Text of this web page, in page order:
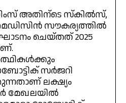
അതിന്ടെ സ്‌കിൽസ്,
സൗകര്യത്തിൽ
ചെയ്തത് 2025
സർജറി
ലക്ഷ്യം
മേഖലയിൽ